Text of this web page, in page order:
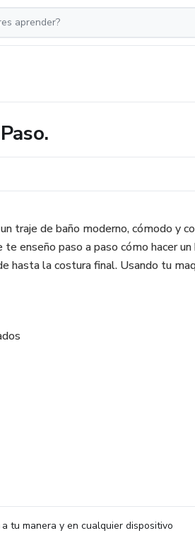
traje de baño moderno, cómodo y
enseño paso a paso cómo hacer
hasta la costura final. Usando tu
tu manera y en cualquier dispositivo